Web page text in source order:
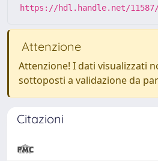
https://hdl.handle.net/11587/
Attenzione
Attenzione! I dati visualizzati
sottoposti a validazione da
Citazioni